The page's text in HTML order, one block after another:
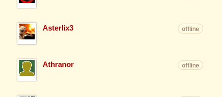
Asterlix3 offline
Athranor offline